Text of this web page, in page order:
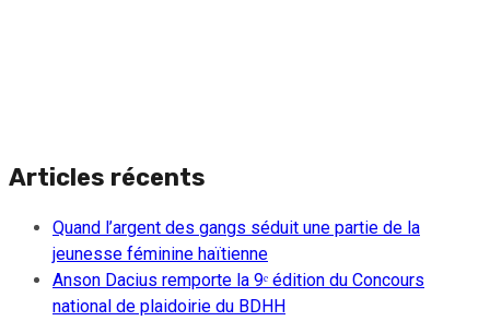
Articles récents
Quand l’argent des gangs séduit une partie de la
jeunesse féminine haïtienne
Anson Dacius remporte la 9ᵉ édition du Concours
national de plaidoirie du BDHH